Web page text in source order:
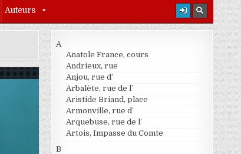
Auteurs
A
Anatole France, cours
Andrieux, rue
Anjou, rue d’
Arbalète, rue de l’
Aristide Briand, place
Armonville, rue d’
Arquebuse, rue de l’
Artois, Impasse du Comte
B